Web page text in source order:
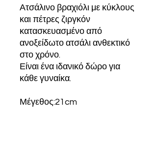
Ατσάλινο βραχιόλι με κύκλους
και πέτρες ζιργκόν
κατασκευασμένο από
ανοξείδωτο ατσάλι ανθεκτικό
στο χρόνο.
Είναι ένα ιδανικό δώρο για
κάθε γυναίκα.
Μέγεθος:21cm